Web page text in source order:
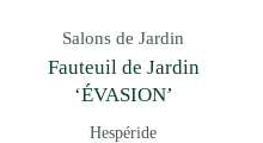
Salons de Jardin
Fauteuil de Jardin
‘ÉVASION’
Hespéride